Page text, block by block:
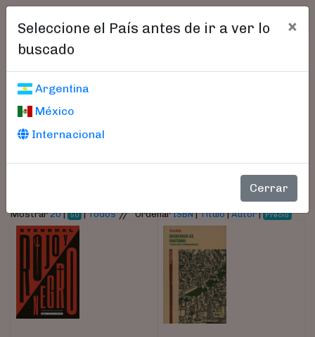
Seleccione el País antes de ir a ver lo
buscado
×
Argentina
México
Internacional
Cerrar
Libros encontrados
Parámetros
Mostrar20| 50 |Todos//OrdenarISBN|Título|Autor| Precio